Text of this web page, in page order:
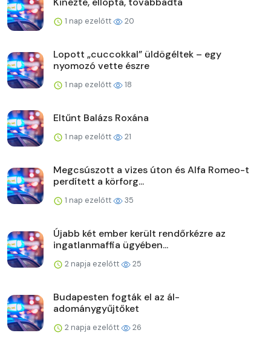
1 nap ezelőtt 20
Lopott „cuccokkal” üldögéltek – egy
nyomozó vette észre
1 nap ezelőtt 18
Eltűnt Balázs Roxána
1 nap ezelőtt 21
Megcsúszott a vizes úton és Alfa Romeo-t
perdített a körforg...
1 nap ezelőtt 35
Újabb két ember került rendőrkézre az
ingatlanmaffia ügyében...
2 napja ezelőtt 25
Budapesten fogták el az ál-
adománygyűjtőket
2 napja ezelőtt 26